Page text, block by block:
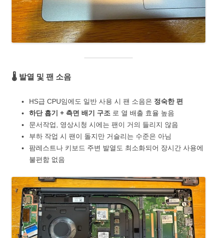
🌡️ 발열 및 팬 소음
HS급 CPU임에도 일반 사용 시 팬 소음은 정숙한 편
하단 흡기 + 측면 배기 구조 로 열 배출 효율 높음
문서작업, 영상시청 시에는 팬이 거의 들리지 않음
부하 작업 시 팬이 돌지만 거슬리는 수준은 아님
팜레스트나 키보드 주변 발열도 최소화되어 장시간 사용에
불편함 없음